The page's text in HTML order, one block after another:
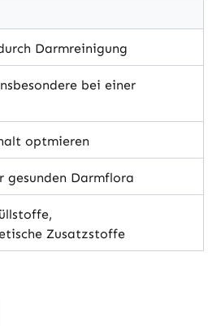
Darmreinigung
bei einer
optmieren
Darmflora
Zusatzstoffe